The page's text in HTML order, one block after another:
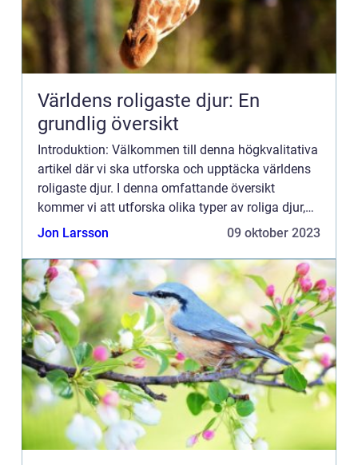
Världens roligaste djur: En
grundlig översikt
Introduktion: Välkommen till denna högkvalitativa
artikel där vi ska utforska och upptäcka världens
roligaste djur. I denna omfattande översikt
kommer vi att utforska olika typer av roliga djur,
diskutera deras unika egenskaper och se hur de
Jon Larsson 09 oktober 2023